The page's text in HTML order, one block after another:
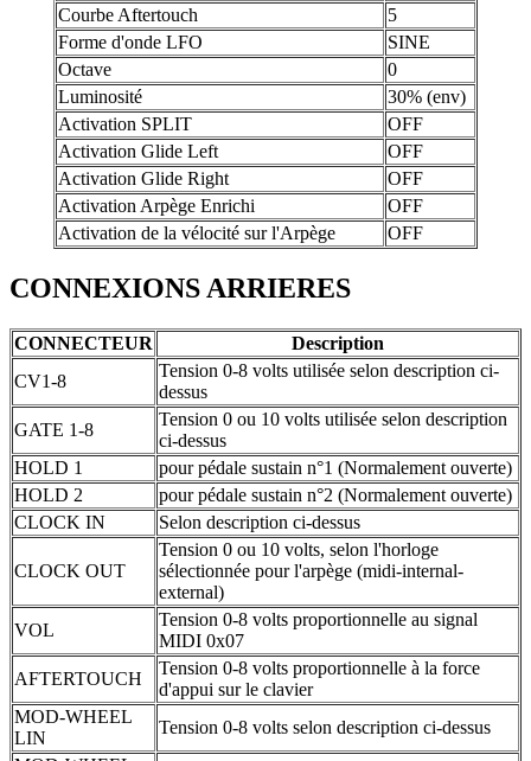
Courbe Aftertouch
5
Forme d'onde LFO
SINE
Octave
0
Luminosité
30% (env)
Activation SPLIT
OFF
Activation Glide Left
OFF
Activation Glide Right
OFF
Activation Arpège Enrichi
OFF
Activation de la vélocité sur l'Arpège
OFF
CONNEXIONS ARRIERES
CONNECTEUR
Description
CV1-8
Tension 0-8 volts utilisée selon description ci-
dessus
GATE 1-8
Tension 0 ou 10 volts utilisée selon description
ci-dessus
HOLD 1
pour pédale sustain n°1 (Normalement ouverte)
HOLD 2
pour pédale sustain n°2 (Normalement ouverte)
CLOCK IN
Selon description ci-dessus
CLOCK OUT
Tension 0 ou 10 volts, selon l'horloge
sélectionnée pour l'arpège (midi-internal-
external)
VOL
Tension 0-8 volts proportionnelle au signal
MIDI 0x07
AFTERTOUCH
Tension 0-8 volts proportionnelle à la force
d'appui sur le clavier
MOD-WHEEL
LIN
Tension 0-8 volts selon description ci-dessus